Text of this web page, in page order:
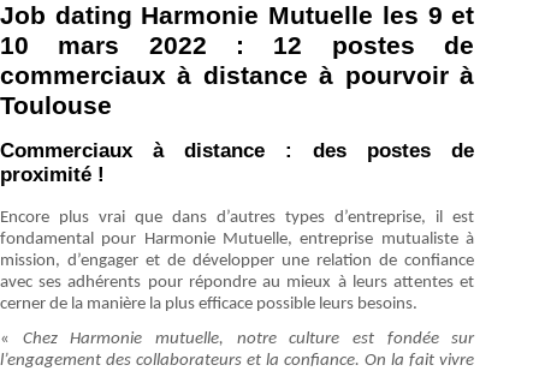
Job dating Harmonie Mutuelle les 9 et
10 mars 2022 : 12 postes de
commerciaux à distance à pourvoir à
Toulouse
Commerciaux à distance : des postes de
proximité !
Encore plus vrai que dans d’autres types d’entreprise, il est
fondamental pour Harmonie Mutuelle, entreprise mutualiste à
mission, d’engager et de développer une relation de confiance
avec ses adhérents pour répondre au mieux à leurs attentes et
cerner de la manière la plus efficace possible leurs besoins.
« Chez Harmonie mutuelle, notre culture est fondée sur
l’engagement des collaborateurs et la confiance. On la fait vivre